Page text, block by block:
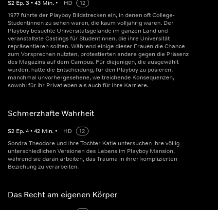
S2 Ep.3 • 43 Min. • HD
12
1977 führte der Playboy Bildstrecken ein, in denen oft College-
Studentinnen zu sehen waren, die kaum volljährig waren. Der
Playboy besuchte Universitätsgelände im ganzen Land und
veranstaltete Castings für Studentinnen, die ihre Universität
repräsentieren sollten. Während einige dieser Frauen die Chance
zum Vorsprechen nutzten, protestierten andere gegen die Präsenz
des Magazins auf dem Campus. Für diejenigen, die ausgewählt
wurden, hatte die Entscheidung, für den Playboy zu posieren,
manchmal unvorhergesehene, weitreichende Konsequenzen,
sowohl für ihr Privatleben als auch für ihre Karriere.
Schmerzhafte Wahrheit
S2 Ep.4 • 42 Min. • HD
12
Sondra Theodore und ihre Tochter Katie untersuchen ihre völlig
unterschiedlichen Versionen des Lebens im Playboy Mansion,
während sie daran arbeiten, das Trauma in ihrer komplizierten
Beziehung zu verarbeiten.
Das Recht am eigenen Körper